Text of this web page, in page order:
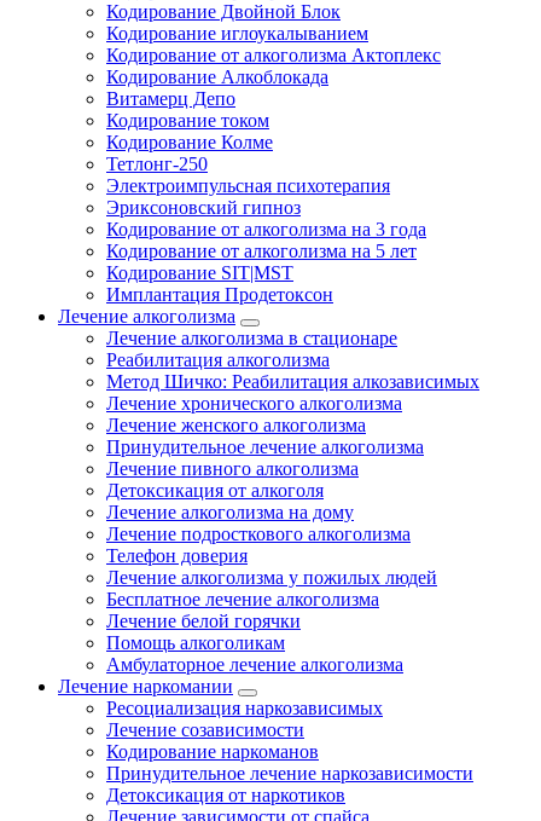
Кодирование Двойной Блок
Кодирование иглоукалыванием
Кодирование от алкоголизма Актоплекс
Кодирование Алкоблокада
Витамерц Депо
Кодирование током
Кодирование Колме
Тетлонг-250
Электроимпульсная психотерапия
Эриксоновский гипноз
Кодирование от алкоголизма на 3 года
Кодирование от алкоголизма на 5 лет
Кодирование SIT|MST
Имплантация Продетоксон
Лечение алкоголизма
Лечение алкоголизма в стационаре
Реабилитация алкоголизма
Метод Шичко: Реабилитация алкозависимых
Лечение хронического алкоголизма
Лечение женского алкоголизма
Принудительное лечение алкоголизма
Лечение пивного алкоголизма
Детоксикация от алкоголя
Лечение алкоголизма на дому
Лечение подросткового алкоголизма
Телефон доверия
Лечение алкоголизма у пожилых людей
Бесплатное лечение алкоголизма
Лечение белой горячки
Помощь алкоголикам
Амбулаторное лечение алкоголизма
Лечение наркомании
Ресоциализация наркозависимых
Лечение созависимости
Кодирование наркоманов
Принудительное лечение наркозависимости
Детоксикация от наркотиков
Лечение зависимости от спайса